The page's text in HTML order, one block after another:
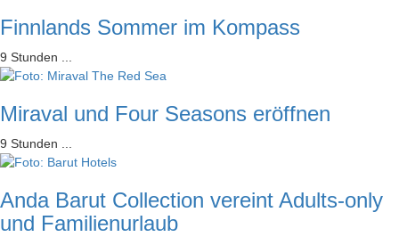
Finnlands Sommer im Kompass
9 Stunden ...
Miraval und Four Seasons eröffnen
9 Stunden ...
Anda Barut Collection vereint Adults-only
und Familienurlaub